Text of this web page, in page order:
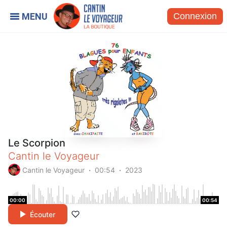
Connexion
Le Scorpion
Cantin le Voyageur
Cantin le Voyageur 00:54 2023
00:00 00:54
Écouter